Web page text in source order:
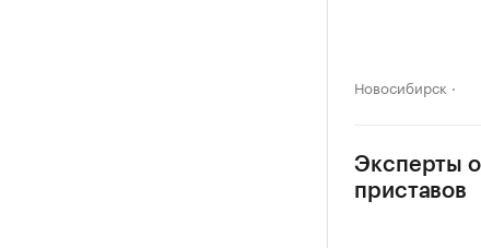
Новосибирск
Эксперты
приставов